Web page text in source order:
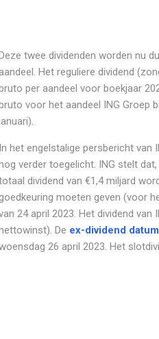
twee dividenden worden nu
Het reguliere dividend
per aandeel voor boekjaar
voor het aandeel ING Groep
In het engelstalige persbericht van
verder toegelicht. ING stelt
dividend van €1,4 miljard
moeten geven (voor
24 april 2023. Het dividend
De ex-dividend datum
26 april 2023. Het